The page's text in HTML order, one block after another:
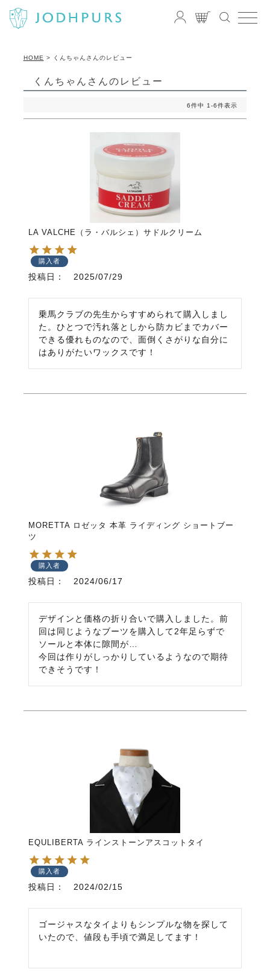
HOME くんちゃんさんのレビュー
くんちゃんさんのレビュー
6件中 1-6件表示
LA VALCHE（ラ・バルシェ）サドルクリーム
購入者
投稿日 2025/07/29
乗馬クラブの先生からすすめられて購入しまし
た。ひとつで汚れ落としから防カビまでカバー
できる優れものなので、面倒くさがりな自分に
はありがたいワックスです！
MORETTA ロゼッタ 本革 ライディング ショートブー
ツ
購入者
投稿日 2024/06/17
デザインと価格の折り合いで購入しました。前
回は同じようなブーツを購入して2年足らずで
ソールと本体に隙間が…
今回は作りがしっかりしているようなので期待
できそうです！
EQULIBERTA ラインストーンアスコットタイ
購入者
投稿日 2024/02/15
ゴージャスなタイよりもシンプルな物を探して
いたので、値段も手頃で満足してます！